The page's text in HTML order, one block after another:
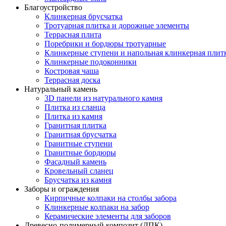
Благоустройство
Клинкерная брусчатка
Тротуарная плитка и дорожные элементы
Террасная плита
Поребрики и бордюры тротуарные
Клинкерные ступени и напольная клинкерная
Клинкерные подоконники
Костровая чаша
Террасная доска
Натуральный камень
3D панели из натурального камня
Плитка из сланца
Плитка из камня
Гранитная плитка
Гранитная брусчатка
Гранитные ступени
Гранитные бордюры
Фасадный камень
Кровельный сланец
Брусчатка из камня
Заборы и ограждения
Кирпичные колпаки на столбы забора
Клинкерные колпаки на забор
Керамические элементы для заборов